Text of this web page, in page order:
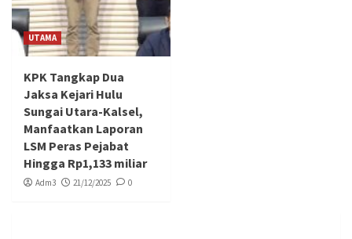
UTAMA
KPK Tangkap Dua
Jaksa Kejari Hulu
Sungai Utara-Kalsel,
Manfaatkan Laporan
LSM Peras Pejabat
Hingga Rp1,133 miliar
Adm3 21/12/2025 0